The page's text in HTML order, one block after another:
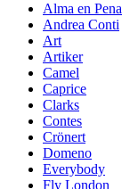
Alma en Pena
Andrea Conti
Art
Artiker
Camel
Caprice
Clarks
Contes
Crönert
Domeno
Everybody
Fly London